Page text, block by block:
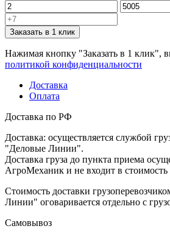
Заказать в 1 клик
Нажимая кнопку "Заказать в 1 клик",
политикой конфиденциальности
Доставка
Оплата
Доставка по РФ
Доставка: осуществляется службой
"Деловые Линии".
Доставка груза до пункта приема
АгроМеханик и не входит в стоимость
Стоимость доставки
Линии" оговаривается отдельно с
Самовывоз